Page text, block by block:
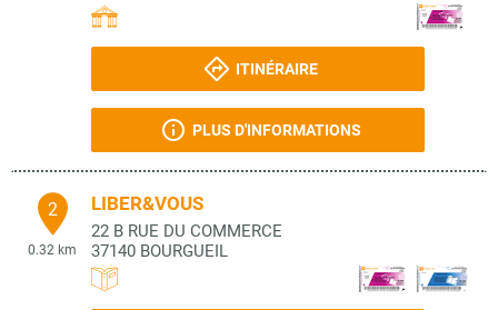
ITINÉRAIRE
PLUS D'INFORMATIONS
2
0.32 km
LIBER&VOUS
22 B RUE DU COMMERCE
37140 BOURGUEIL